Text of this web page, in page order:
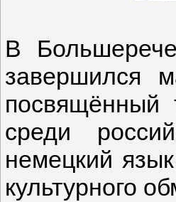
В
завершился
посвящённый
среди
немецкий
культурного